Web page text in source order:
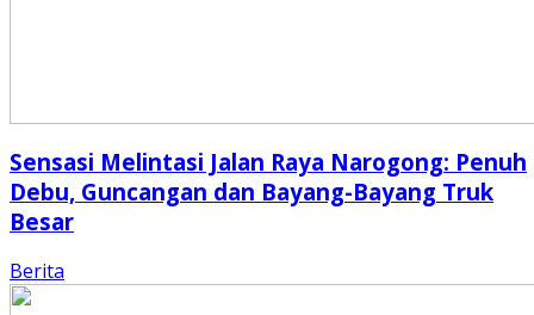
Sensasi Melintasi Jalan Raya Narogong: Penuh
Debu, Guncangan dan Bayang-Bayang Truk
Besar
Berita